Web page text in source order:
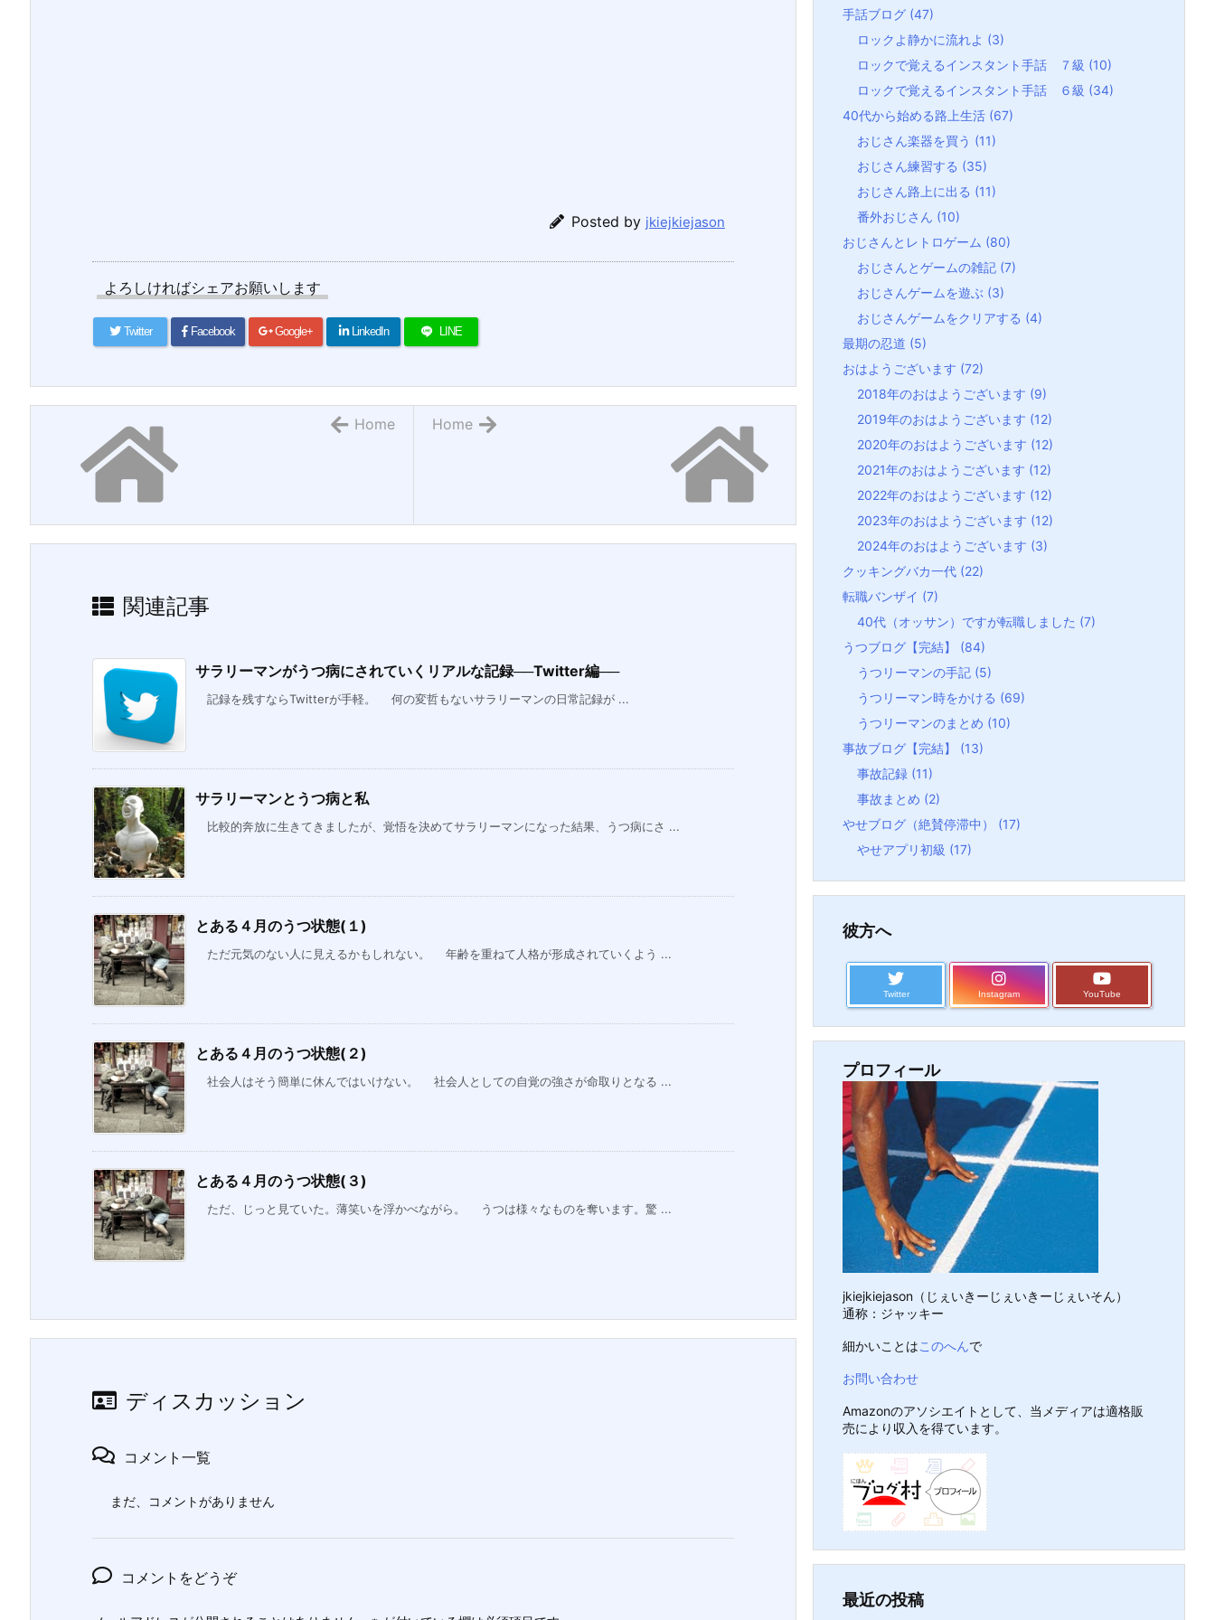
Posted by jkiejkiejason
よろしければシェアお願いします
Twitter Facebook Google+ LinkedIn LINE
Home
Home
関連記事
サラリーマンがうつ病にされていくリアルな記録──Twitter編──
記録を残すならTwitterが手軽。 何の変哲もないサラリーマンの日常記録が ...
サラリーマンとうつ病と私
比較的奔放に生きてきましたが、覚悟を決めてサラリーマンになった結果、うつ病にさ ...
とある４月のうつ状態(１)
ただ元気のない人に見えるかもしれない。 年齢を重ねて人格が形成されていくよう ...
とある４月のうつ状態(２)
社会人はそう簡単に休んではいけない。 社会人としての自覚の強さが命取りとなる ...
とある４月のうつ状態(３)
ただ、じっと見ていた。薄笑いを浮かべながら。 うつは様々なものを奪います。驚 ...
ディスカッション
コメント一覧
まだ、コメントがありません
コメントをどうぞ
手話ブログ (47)
ロックよ静かに流れよ (3)
ロックで覚えるインスタント手話 ７級 (10)
ロックで覚えるインスタント手話 ６級 (34)
40代から始める路上生活 (67)
おじさん楽器を買う (11)
おじさん練習する (35)
おじさん路上に出る (11)
番外おじさん (10)
おじさんとレトロゲーム (80)
おじさんとゲームの雑記 (7)
おじさんゲームを遊ぶ (3)
おじさんゲームをクリアする (4)
最期の忍道 (5)
おはようございます (72)
2018年のおはようございます (9)
2019年のおはようございます (12)
2020年のおはようございます (12)
2021年のおはようございます (12)
2022年のおはようございます (12)
2023年のおはようございます (12)
2024年のおはようございます (3)
クッキングバカ一代 (22)
転職バンザイ (7)
40代（オッサン）ですが転職しました (7)
うつブログ【完結】 (84)
うつリーマンの手記 (5)
うつリーマン時をかける (69)
うつリーマンのまとめ (10)
事故ブログ【完結】 (13)
事故記録 (11)
事故まとめ (2)
やせブログ（絶賛停滞中） (17)
やせアプリ初級 (17)
彼方へ
Twitter Instagram YouTube
プロフィール
jkiejkiejason（じぇいきーじぇいきーじぇいそん）
通称：ジャッキー
細かいことはこのへんで
お問い合わせ
Amazonのアソシエイトとして、当メディアは適格販
売により収入を得ています。
最近の投稿